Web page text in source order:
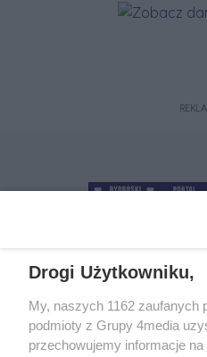
+48 52
Drogi Użytkowniku,
My, naszych 1162 zaufanych
podmioty z Grupy 4media
przechowujemy informacje